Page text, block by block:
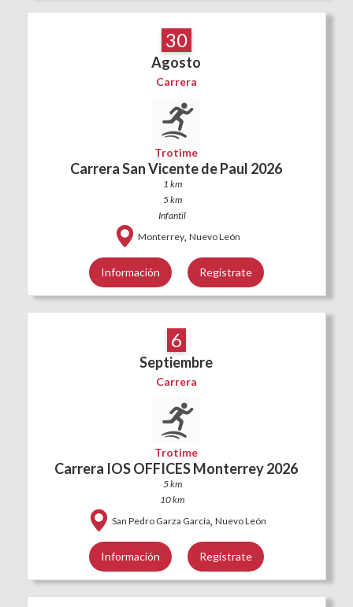
30
Agosto
Carrera
Trotime
Carrera San Vicente de Paul 2026
1 km
5 km
Infantil
Monterrey, Nuevo León
Información Regístrate
6
Septiembre
Carrera
Trotime
Carrera IOS OFFICES Monterrey 2026
5 km
10 km
San Pedro Garza García, Nuevo León
Información Regístrate